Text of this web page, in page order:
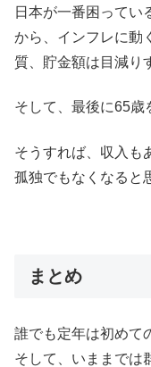
日本が一番困ってい
から、インフレに動
質、貯金額は目減り
そして、最後に65歳
そうすれば、収入も
孤独でもなくなると
まとめ
誰でも定年は初めて
そして、いままでは